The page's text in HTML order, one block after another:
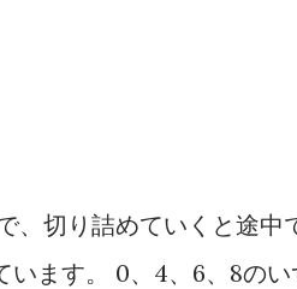
、切り詰めていくと途
います。 0、4、6、8の